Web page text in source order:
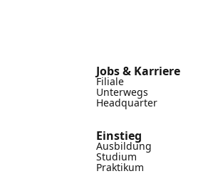
Jobs & Karriere
Filiale
Unterwegs
Headquarter
Einstieg
Ausbildung
Studium
Praktikum